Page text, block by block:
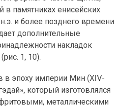
в памятниках енисейских
и более позднего времени
дополнительные
накладок
1, 10).
в эпоху империи Мин (XIV-
который изготовлялся
металлическими